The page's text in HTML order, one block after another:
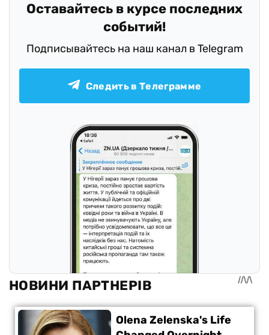
Оставайтесь в курсе последних
событий!
Подписывайтесь на наш канал в Telegram
Следить в Телеграмме